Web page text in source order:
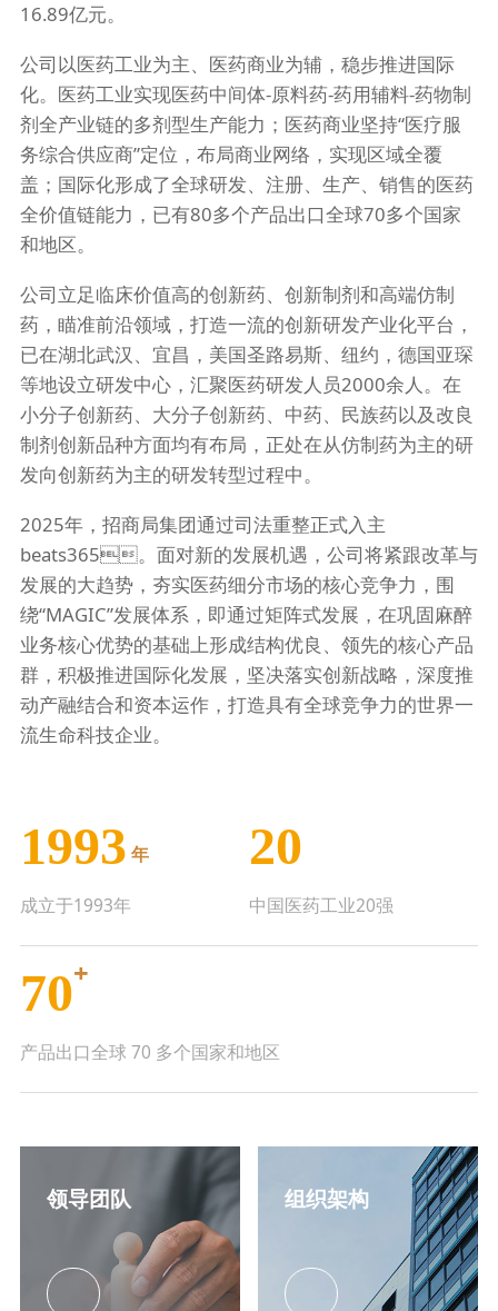
16.89亿元。
公司以医药工业为主、医药商业为辅，稳步推进国际
化。医药工业实现医药中间体-原料药-药用辅料-药物制
剂全产业链的多剂型生产能力；医药商业坚持“医疗服
务综合供应商”定位，布局商业网络，实现区域全覆
盖；国际化形成了全球研发、注册、生产、销售的医药
全价值链能力，已有80多个产品出口全球70多个国家
和地区。
公司立足临床价值高的创新药、创新制剂和高端仿制
药，瞄准前沿领域，打造一流的创新研发产业化平台，
已在湖北武汉、宜昌，美国圣路易斯、纽约，德国亚琛
等地设立研发中心，汇聚医药研发人员2000余人。在
小分子创新药、大分子创新药、中药、民族药以及改良
制剂创新品种方面均有布局，正处在从仿制药为主的研
发向创新药为主的研发转型过程中。
2025年，招商局集团通过司法重整正式入主
beats365。面对新的发展机遇，公司将紧跟改革与
发展的大趋势，夯实医药细分市场的核心竞争力，围
绕“MAGIC”发展体系，即通过矩阵式发展，在巩固麻醉
业务核心优势的基础上形成结构优良、领先的核心产品
群，积极推进国际化发展，坚决落实创新战略，深度推
动产融结合和资本运作，打造具有全球竞争力的世界一
流生命科技企业。
1993 年
成立于1993年
20
中国医药工业20强
70+
产品出口全球 70 多个国家和地区
领导团队 组织架构